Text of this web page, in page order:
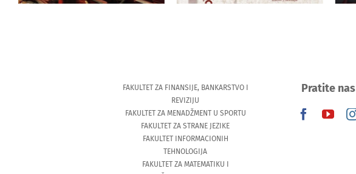
FAKULTET ZA FINANSIJE, BANKARSTVO I
REVIZIJU
FAKULTET ZA MENADŽMENT U SPORTU
FAKULTET ZA STRANE JEZIKE
FAKULTET INFORMACIONIH
TEHNOLOGIJA
FAKULTET ZA MATEMATIKU I
Pratite nas